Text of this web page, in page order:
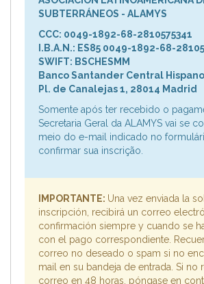
SUBTERRÁNEOS - ALAMYS
CCC: 0049-1892-68-2810575341
I.B.A.N.: ES85 0049-1892-68-
SWIFT: BSCHESMM
Banco Santander Central Hispano
Pl. de Canalejas 1, 28014 Madrid
Somente após ter recebido o
Secretaria Geral da ALAMYS vai se
meio do e-mail indicado no
confirmar sua inscrição.
IMPORTANTE: Una vez enviada la
inscripción, recibirá un correo
confirmación siempre y cuando se
con el pago correspondiente.
correo no deseado o spam si no
mail en su bandeja de entrada. Si no
correo en 48 horas, póngase en